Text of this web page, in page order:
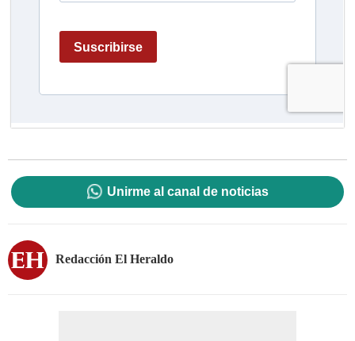
Unirme al canal de noticias
Redacción El Heraldo